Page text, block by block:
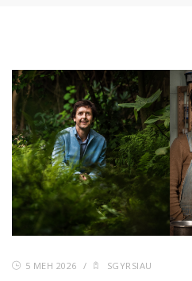
5 MEH 2026 / SGYRSIAU